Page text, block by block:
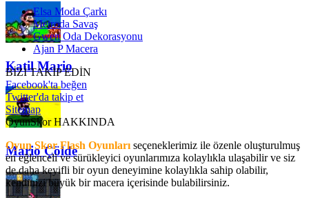
Katil Mario
Mario Çölde
Elsa Moda Çarkı
Metroda Savaş
Gwen Oda Dekorasyonu
Ajan P Macera
BİZİ TAKİP EDİN
Facebook'ta beğen
Twitter'da takip et
Sitemap
OyunSkor HAKKINDA
Oyun Skor Flash Oyunları seçeneklerimiz ile özenle oluşturulmuş
en eğlenceli ve sürükleyici oyunlarımıza kolaylıkla ulaşabilir ve siz
de daha keyifli bir oyun deneyimine kolaylıkla sahip olabilir,
kendinizi büyük bir macera içerisinde bulabilirsiniz.